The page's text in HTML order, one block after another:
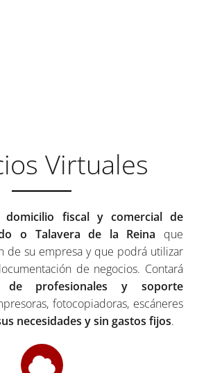
Virtuales
domicilio fiscal y comercial de
o Talavera de la Reina que
de su empresa y que podrá utilizar
de negocios. Contará
de profesionales y soporte
fotocopiadoras, escáneres
necesidades y sin gastos fijos.